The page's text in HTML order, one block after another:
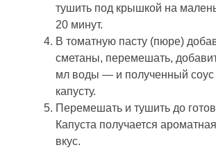
тушить под крышкой на
20 минут.
В томатную пасту (пюре)
сметаны, перемешать,
мл воды — и полученный соус
капусту.
Перемешать и тушить до
Капуста получается
вкус.